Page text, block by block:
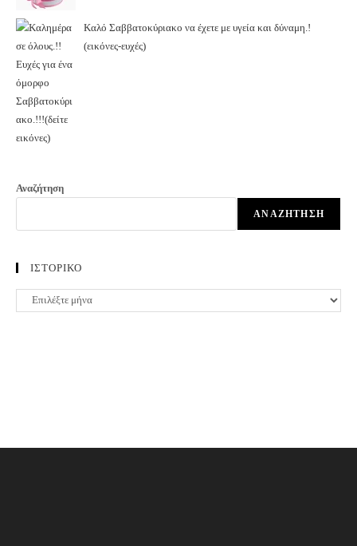
Καλό Σαββατοκύριακο να έχετε με υγεία και δύναμη.!
(εικόνες-ευχές)
Αναζήτηση
ΑΝΑΖΉΤΗΣΗ
ΙΣΤΟΡΙΚΟ
ΙΣΤΟΡΙΚΟ